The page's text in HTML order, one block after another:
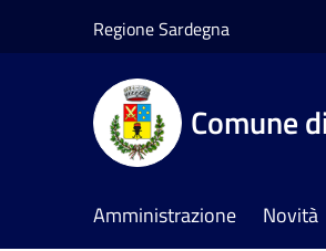
Regione Sardegna
Comune
Amministrazione Novità